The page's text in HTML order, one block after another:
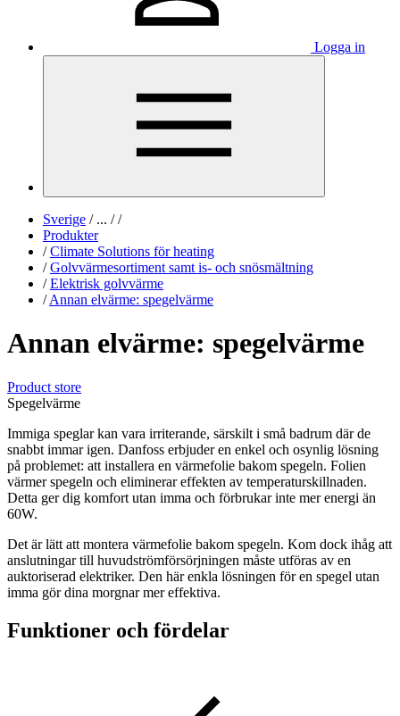
Logga in
Sverige /... / /
Produkter
/ Climate Solutions för heating
/ Golvvärmesortiment samt is- och snösmältning
/ Elektrisk golvvärme
/ Annan elvärme: spegelvärme
Annan elvärme: spegelvärme
Product store
Spegelvärme
Immiga speglar kan vara irriterande, särskilt i små badrum där de
snabbt immar igen. Danfoss erbjuder en enkel och osynlig lösning
på problemet: att installera en värmefolie bakom spegeln. Folien
värmer spegeln och eliminerar effekten av temperaturskillnaden.
Detta ger dig komfort utan imma och förbrukar inte mer energi än
60W.
Det är lätt att montera värmefolie bakom spegeln. Kom dock ihåg att
anslutningar till huvudströmförsörjningen måste utföras av en
auktoriserad elektriker. Den här enkla lösningen för en spegel utan
imma gör dina morgnar mer effektiva.
Funktioner och fördelar